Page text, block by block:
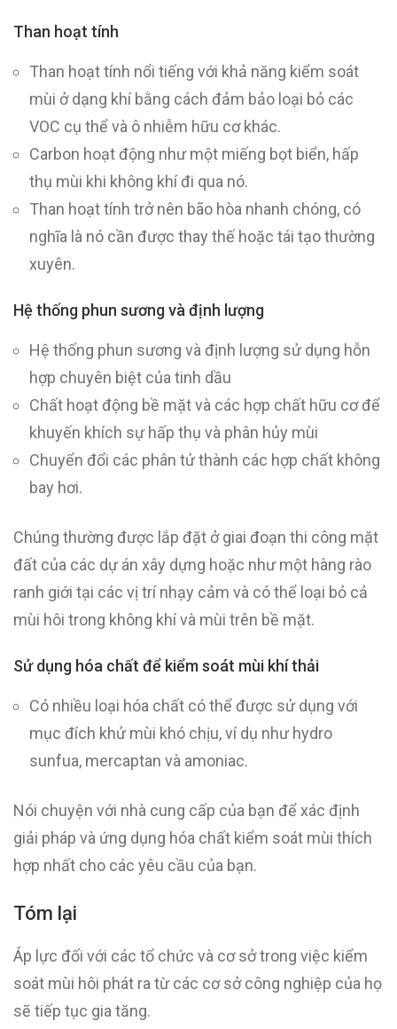
Than hoạt tính
Than hoạt tính nổi tiếng với khả năng kiểm soát
mùi ở dạng khí bằng cách đảm bảo loại bỏ các
VOC cụ thể và ô nhiễm hữu cơ khác.
Carbon hoạt động như một miếng bọt biển, hấp
thụ mùi khi không khí đi qua nó.
Than hoạt tính trở nên bão hòa nhanh chóng, có
nghĩa là nó cần được thay thế hoặc tái tạo thường
xuyên.
Hệ thống phun sương và định lượng
Hệ thống phun sương và định lượng sử dụng hỗn
hợp chuyên biệt của tinh dầu
Chất hoạt động bề mặt và các hợp chất hữu cơ để
khuyến khích sự hấp thụ và phân hủy mùi
Chuyển đổi các phân tử thành các hợp chất không
bay hơi.
Chúng thường được lắp đặt ở giai đoạn thi công mặt
đất của các dự án xây dựng hoặc như một hàng rào
ranh giới tại các vị trí nhạy cảm và có thể loại bỏ cả
mùi hôi trong không khí và mùi trên bề mặt.
Sử dụng hóa chất để kiểm soát mùi khí thải
Có nhiều loại hóa chất có thể được sử dụng với
mục đích khử mùi khó chịu, ví dụ như hydro
sunfua, mercaptan và amoniac.
Nói chuyện với nhà cung cấp của bạn để xác định
giải pháp và ứng dụng hóa chất kiểm soát mùi thích
hợp nhất cho các yêu cầu của bạn.
Tóm lại
Áp lực đối với các tổ chức và cơ sở trong việc kiểm
soát mùi hôi phát ra từ các cơ sở công nghiệp của họ
sẽ tiếp tục gia tăng.